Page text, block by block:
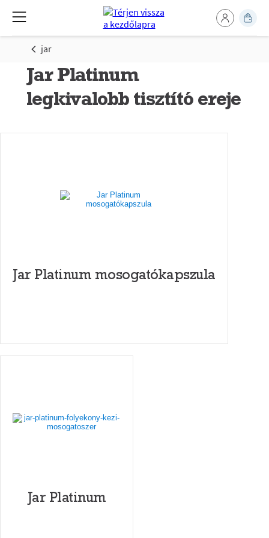
jar
Jar Platinum
legkivalobb tisztító ereje
Jar Platinum mosogatókapszula
Jar Platinum